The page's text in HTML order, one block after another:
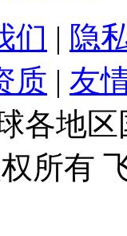
们 | 隐
质 | 友
各地
所有